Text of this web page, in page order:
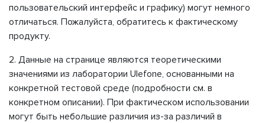
пользовательский интерфейс и графику) могут немного
отличаться. Пожалуйста, обратитесь к фактическому
продукту.
2. Данные на странице являются теоретическими
значениями из лаборатории Ulefone, основанными на
конкретной тестовой среде (подробности см. в
конкретном описании). При фактическом использовании
могут быть небольшие различия из-за различий в